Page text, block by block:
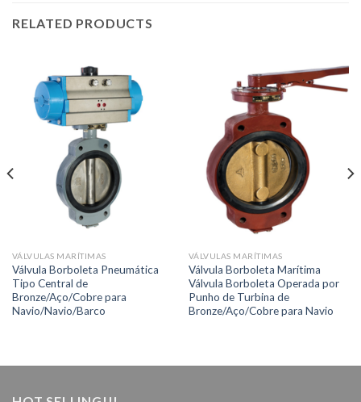
RELATED PRODUCTS
VÁLVULAS MARÍTIMAS
Válvula Borboleta Pneumática
Tipo Central de
Bronze/Aço/Cobre para
Navio/Navio/Barco
VÁLVULAS MARÍTIMAS
Válvula Borboleta Marítima
Válvula Borboleta Operada por
Punho de Turbina de
Bronze/Aço/Cobre para Navio